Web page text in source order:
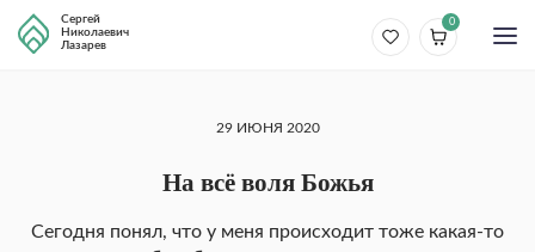
Сергей
Николаевич
Лазарев
0
29 ИЮНЯ 2020
На всё воля Божья
Сегодня понял, что у меня происходит тоже какая-то